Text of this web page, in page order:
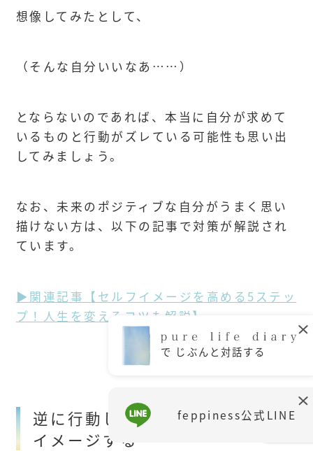
で じぶんと対話する
feppiness公式LINE
想像してみたとして、
（そんな自分いいなあ……）
とならないのであれば、本当に自分が求めて
いるものと行動がズレている可能性も思い出
してみましょう。
なお、未来のポジティブな自分がうまく思い
描けない方は、以下の記事で対策が解説され
ています。
▶関連記事【セルフイメージを高める5ステッ
プ！人生を変えるコツも解説】
逆に行動しなかったらどうなるか
イメージする